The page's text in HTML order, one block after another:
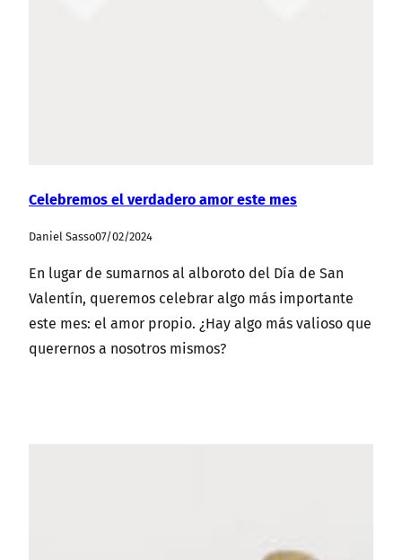
Celebremos el verdadero amor este mes
Daniel Sasso07/02/2024
En lugar de sumarnos al alboroto del Día de San
Valentín, queremos celebrar algo más importante
este mes: el amor propio. ¿Hay algo más valioso que
querernos a nosotros mismos?